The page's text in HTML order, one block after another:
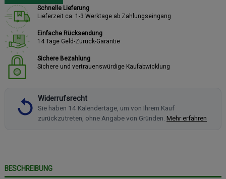
Schnelle Lieferung
Lieferzeit ca. 1-3 Werktage ab Zahlungseingang
Einfache Rücksendung
14 Tage Geld-Zurück-Garantie
Sichere Bezahlung
Sichere und vertrauenswürdige Kaufabwicklung
Widerrufsrecht
Sie haben 14 Kalendertage, um von Ihrem Kauf
zurückzutreten, ohne Angabe von Gründen. Mehr erfahren
BESCHREIBUNG